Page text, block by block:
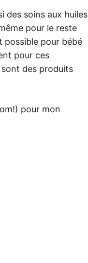
des soins aux huiles
pour le reste
possible pour bébé
pour ces
sont des produits
pour mon